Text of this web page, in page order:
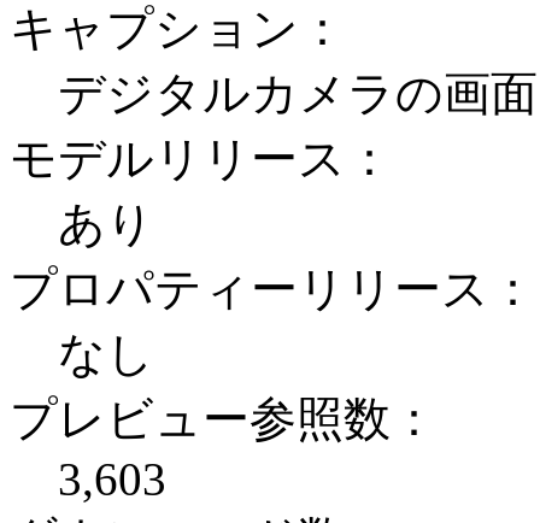
キャプション：
デジタルカメラの画
モデルリリース：
あり
プロパティーリリース：
なし
プレビュー参照数：
3,603